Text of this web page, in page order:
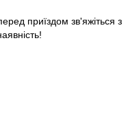
приїздом зв'яжіться з